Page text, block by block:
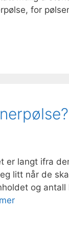
for
er langt ifra
litt når de
og